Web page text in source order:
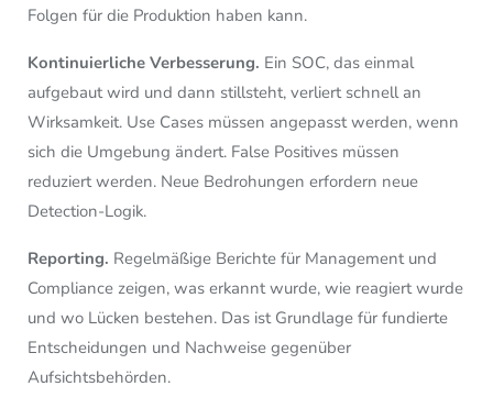
Folgen für die Produktion haben kann.
Kontinuierliche Verbesserung. Ein SOC, das einmal
aufgebaut wird und dann stillsteht, verliert schnell an
Wirksamkeit. Use Cases müssen angepasst werden, wenn
sich die Umgebung ändert. False Positives müssen
reduziert werden. Neue Bedrohungen erfordern neue
Detection-Logik.
Reporting. Regelmäßige Berichte für Management und
Compliance zeigen, was erkannt wurde, wie reagiert wurde
und wo Lücken bestehen. Das ist Grundlage für fundierte
Entscheidungen und Nachweise gegenüber
Aufsichtsbehörden.